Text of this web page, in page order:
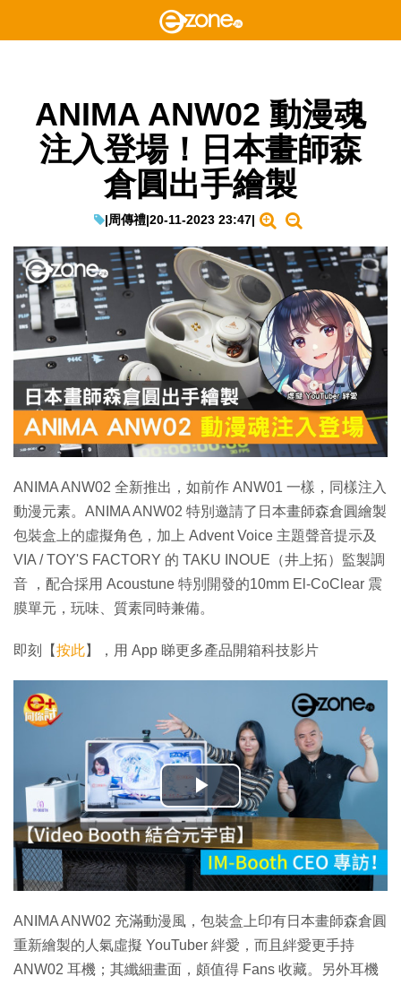
ANIMA ANW02 動漫魂
注入登場！日本畫師森
倉圓出手繪製
|周傳禮|20-11-2023 23:47|
ANIMA ANW02 全新推出，如前作 ANW01 一樣，同樣注入
動漫元素。ANIMA ANW02 特別邀請了日本畫師森倉圓繪製
包裝盒上的虛擬角色，加上 Advent Voice 主題聲音提示及
VIA / TOY'S FACTORY 的 TAKU INOUE（井上拓）監製調
音 ，配合採用 Acoustune 特別開發的10mm El-CoClear 震
膜單元，玩味、質素同時兼備。
即刻【按此】，用 App 睇更多產品開箱科技影片
播
放
影
片
ANIMA ANW02 充滿動漫風，包裝盒上印有日本畫師森倉圓
重新繪製的人氣虛擬 YouTuber 絆愛，而且絆愛更手持
ANW02 耳機；其纖細畫面，頗值得 Fans 收藏。另外耳機